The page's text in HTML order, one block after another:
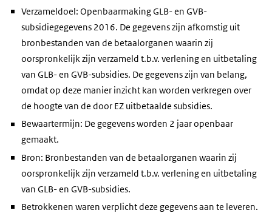
Verzameldoel: Openbaarmaking GLB- en GVB-
subsidiegegevens 2016. De gegevens zijn afkomstig uit
bronbestanden van de betaalorganen waarin zij
oorspronkelijk zijn verzameld t.b.v. verlening en uitbetaling
van GLB- en GVB-subsidies. De gegevens zijn van belang,
omdat op deze manier inzicht kan worden verkregen over
de hoogte van de door EZ uitbetaalde subsidies.
Bewaartermijn: De gegevens worden 2 jaar openbaar
gemaakt.
Bron: Bronbestanden van de betaalorganen waarin zij
oorspronkelijk zijn verzameld t.b.v. verlening en uitbetaling
van GLB- en GVB-subsidies.
Betrokkenen waren verplicht deze gegevens aan te leveren.